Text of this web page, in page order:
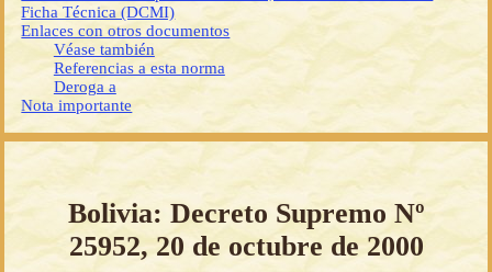
Ficha Técnica (DCMI)
Enlaces con otros documentos
Véase también
Referencias a esta norma
Deroga a
Nota importante
Bolivia: Decreto Supremo Nº
25952, 20 de octubre de 2000